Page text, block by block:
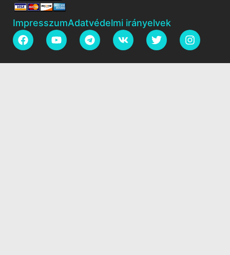
ImpresszumAdatvédelmi irányelvek